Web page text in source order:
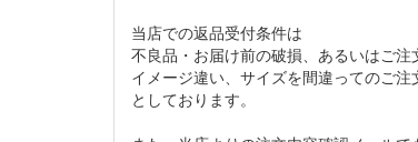
当店での返品受付条件は
不良品・お届け前の破損、あるいはご注
イメージ違い、サイズを間違ってのご
としております。